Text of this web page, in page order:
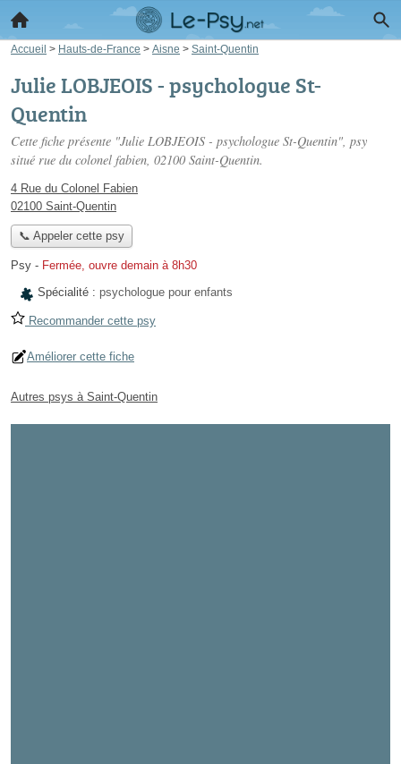
Accueil > Hauts-de-France > Aisne > Saint-Quentin
Julie LOBJEOIS - psychologue St-
Quentin
Cette fiche présente "Julie LOBJEOIS - psychologue St-Quentin", psy
situé rue du colonel fabien, 02100 Saint-Quentin.
4 Rue du Colonel Fabien
02100 Saint-Quentin
📞 Appeler cette psy
Psy - Fermée, ouvre demain à 8h30
Spécialité : psychologue pour enfants
Recommander cette psy
Améliorer cette fiche
Autres psys à Saint-Quentin